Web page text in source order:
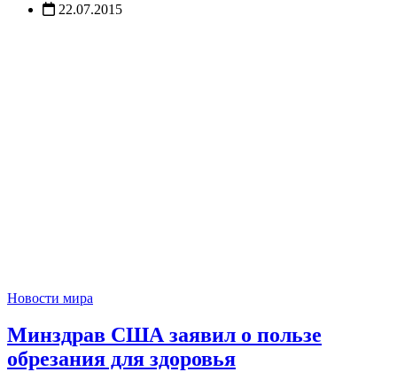
22.07.2015
Новости мира
Минздрав США заявил о пользе
обрезания для здоровья